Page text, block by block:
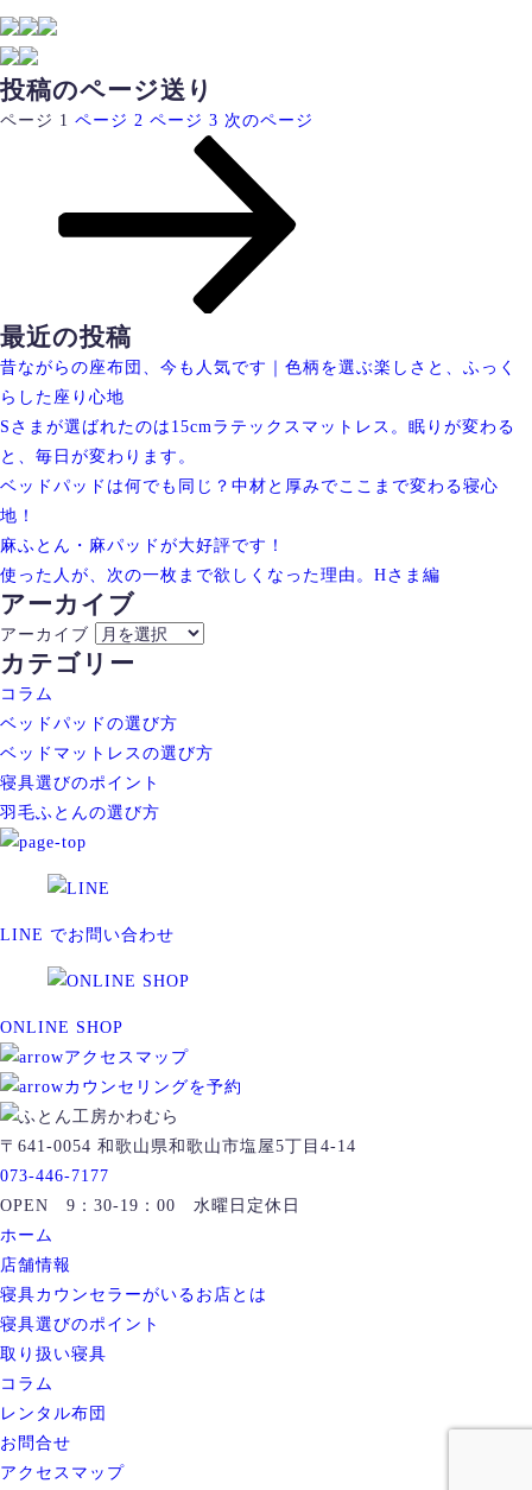
投稿のページ送り
ページ 1 ページ 2 ページ 3 次のページ
最近の投稿
昔ながらの座布団、今も人気です｜色柄を選ぶ楽しさと、ふっく
らした座り心地
Sさまが選ばれたのは15cmラテックスマットレス。眠りが変わる
と、毎日が変わります。
ベッドパッドは何でも同じ？中材と厚みでここまで変わる寝心
地！
麻ふとん・麻パッドが大好評です！
使った人が、次の一枚まで欲しくなった理由。Hさま編
アーカイブ
アーカイブ
カテゴリー
コラム
ベッドパッドの選び方
ベッドマットレスの選び方
寝具選びのポイント
羽毛ふとんの選び方
LINE でお問い合わせ
ONLINE SHOP
アクセスマップ
カウンセリングを予約
〒641-0054 和歌山県和歌山市塩屋5丁目4-14
073-446-7177
OPEN 9：30-19：00 水曜日定休日
ホーム
店舗情報
寝具カウンセラーがいるお店とは
寝具選びのポイント
取り扱い寝具
コラム
レンタル布団
お問合せ
アクセスマップ